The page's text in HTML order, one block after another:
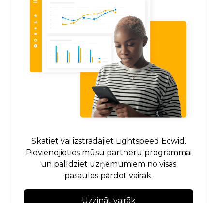
Skatiet vai izstrādājiet Lightspeed Ecwid.
Pievienojieties mūsu partneru programmai
un palīdziet uzņēmumiem no visas
pasaules pārdot vairāk.
Uzzināt vairāk